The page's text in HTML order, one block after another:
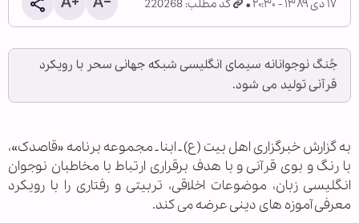
۱۷ دی ۱۳۸۹ - ۲۰:۳۰ کد مطلب: 220268
جُنگ نوجوانانه سیمای انگلیسی شبکه جهانی سحر با رویکرد
قرآنی تولید می شود.
به گزارش خبرگزاری اهل بیت (ع) ـ ابنا ـ مجموعه برنامه «قاصدک»،
با رنگ و بوی قرآنی و با هدف برقراری ارتباط با مخاطبان نوجوان
انگلیسی زبان، موضوعات اخلاقی، تربیتی و رفتاری را با رویکرد
معرفی آموزه های دینی عرضه می کند.